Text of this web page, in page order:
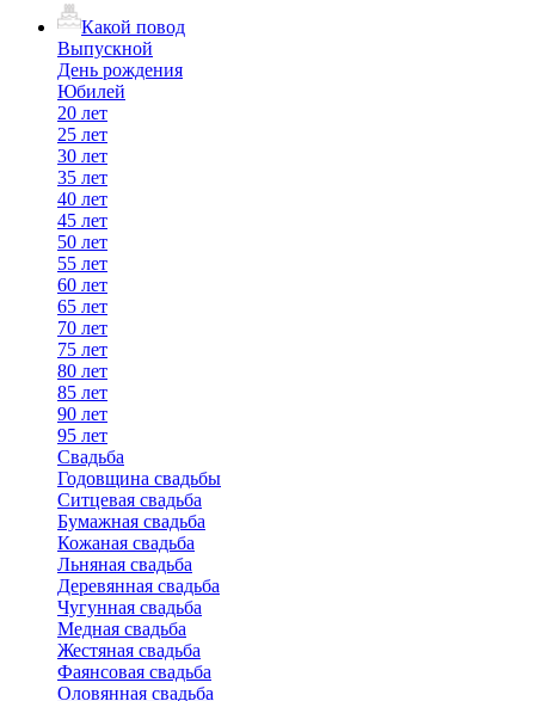
Какой повод
Выпускной
День рождения
Юбилей
20 лет
25 лет
30 лет
35 лет
40 лет
45 лет
50 лет
55 лет
60 лет
65 лет
70 лет
75 лет
80 лет
85 лет
90 лет
95 лет
Свадьба
Годовщина свадьбы
Ситцевая свадьба
Бумажная свадьба
Кожаная свадьба
Льняная свадьба
Деревянная свадьба
Чугунная свадьба
Медная свадьба
Жестяная свадьба
Фаянсовая свадьба
Оловянная свадьба